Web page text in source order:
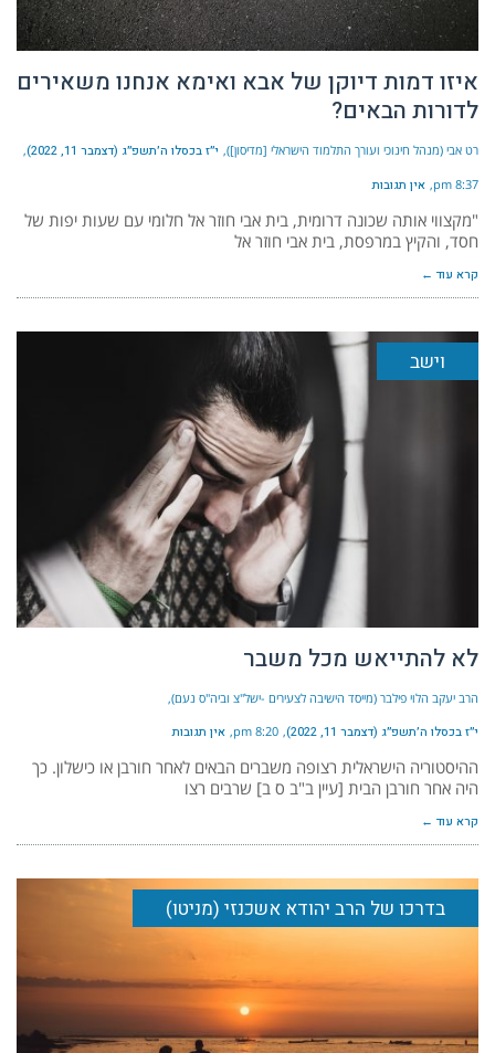
איזו דמות דיוקן של אבא ואימא אנחנו משאירים
לדורות הבאים?
רט אבי (מנהל חינוכי ועורך התלמוד הישראלי [מדיסון]) י״ז בכסלו ה׳תשפ״ג (דצמבר 11, 2022)
8:37 pm אין תגובות
"מקצווי אותה שכונה דרומית, בית אבי חוזר אל חלומי עם שעות יפות של
חסד, והקיץ במרפסת, בית אבי חוזר אל
קרא עוד ←
וישב
לא להתייאש מכל משבר
הרב יעקב הלוי פילבר (מייסד הישיבה לצעירים -ישל"צ וביה"ס נעם)
י״ז בכסלו ה׳תשפ״ג (דצמבר 11, 2022) 8:20 pm אין תגובות
ההיסטוריה הישראלית רצופה משברים הבאים לאחר חורבן או כישלון. כך
היה אחר חורבן הבית [עיין ב"ב ס ב] שרבים רצו
קרא עוד ←
בדרכו של הרב יהודא אשכנזי (מניטו)